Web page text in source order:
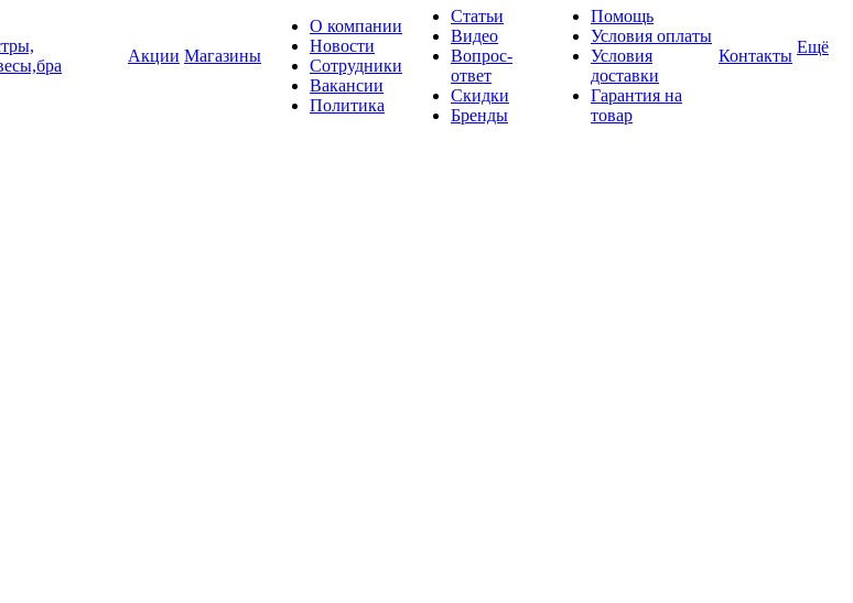
Акции Магазины
О компании
Новости
Сотрудники
Вакансии
Политика
Статьи
Видео
Вопрос-
ответ
Скидки
Бренды
Помощь
Условия оплаты
Условия
доставки
Гарантия на
товар
Контакты Ещё